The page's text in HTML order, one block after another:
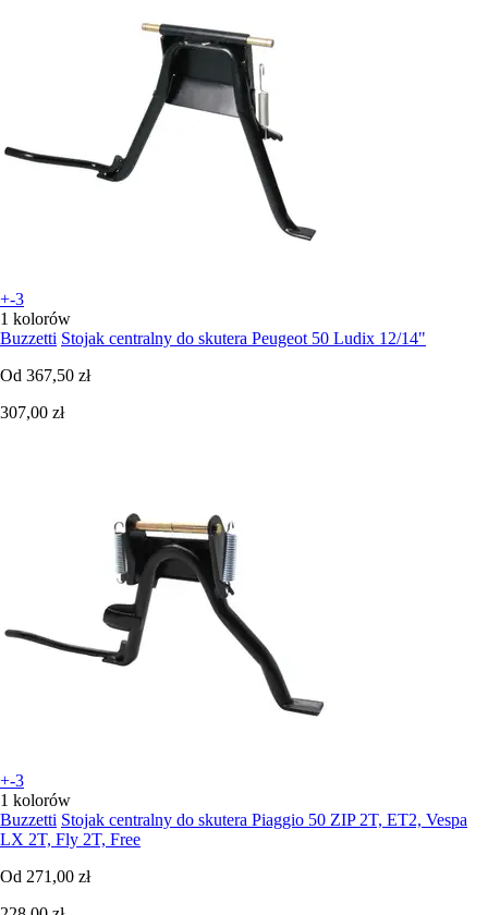
+-3
1 kolorów
Buzzetti Stojak centralny do skutera Peugeot 50 Ludix 12/14"
Od 367,50 zł
307,00 zł
+-3
1 kolorów
Buzzetti Stojak centralny do skutera Piaggio 50 ZIP 2T, ET2, Vespa
LX 2T, Fly 2T, Free
Od 271,00 zł